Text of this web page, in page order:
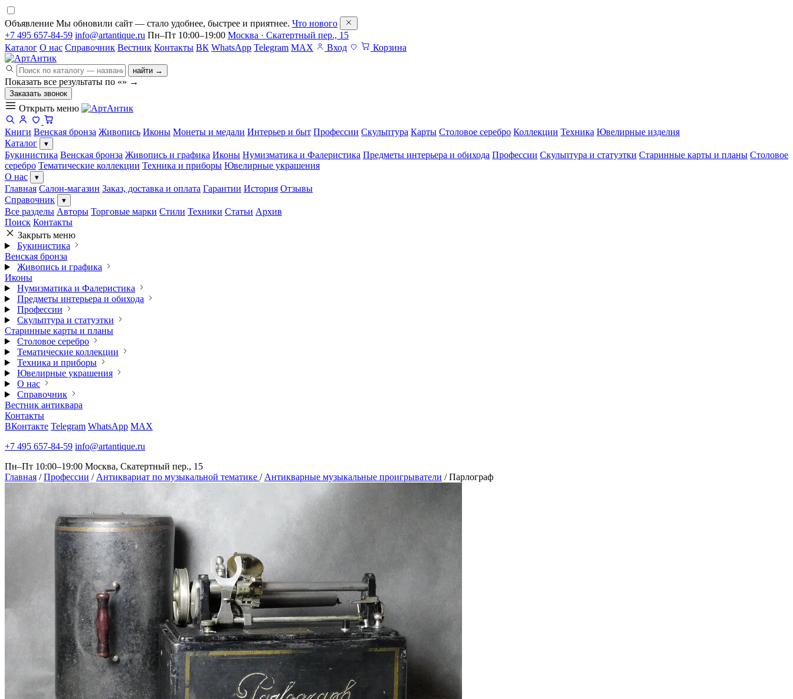
Объявление Мы обновили сайт — стало удобнее, быстрее и приятнее. Что нового
+7 495 657-84-59 info@artantique.ru Пн–Пт 10:00–19:00 Москва · Скатертный пер., 15
Каталог О нас Справочник Вестник Контакты ВК WhatsApp Telegram MAX Вход Корзина
найти →
Показать все результаты по «» →
Заказать звонок
Открыть меню
Книги Венская бронза Живопись Иконы Монеты и медали Интерьер и быт Профессии Скульптура Карты Столовое серебро Коллекции Техника Ювелирные изделия
Каталог
▾
Букинистика Венская бронза Живопись и графика Иконы Нумизматика и Фалеристика Предметы интерьера и обихода Профессии Скульптура и статуэтки Старинные карты и планы Столовое
серебро Тематические коллекции Техника и приборы Ювелирные украшения
О нас
▾
Главная Салон-магазин Заказ, доставка и оплата Гарантии История Отзывы
Справочник
▾
Все разделы Авторы Торговые марки Стили Техники Статьи Архив
Поиск Контакты
Закрыть меню
Букинистика
Венская бронза
Живопись и графика
Иконы
Нумизматика и Фалеристика
Предметы интерьера и обихода
Профессии
Скульптура и статуэтки
Старинные карты и планы
Столовое серебро
Тематические коллекции
Техника и приборы
Ювелирные украшения
О нас
Справочник
Вестник антиквара
Контакты
ВКонтакте Telegram WhatsApp MAX
+7 495 657-84-59 info@artantique.ru
Пн–Пт 10:00–19:00 Москва, Скатертный пер., 15
Главная / Профессии / Антиквариат по музыкальной тематике / Антикварные музыкальные проигрыватели / Парлограф